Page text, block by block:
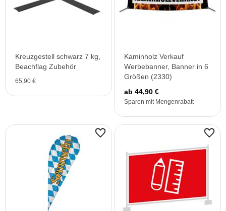
Kreuzgestell schwarz 7 kg,
Beachflag Zubehör
65,90 €
Kaminholz Verkauf
Werbebanner, Banner in 6
Größen (2330)
ab 44,90 €
Sparen mit Mengenrabatt